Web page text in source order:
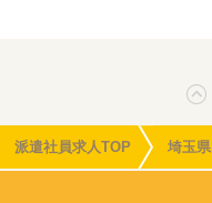
派遣社員求人TOP 埼玉県